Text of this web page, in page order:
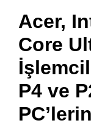
Acer,
Core
P4 ve